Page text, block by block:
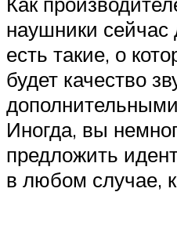
наушники сейчас
есть такие, о
будет качество
Иногда, вы
предложить
в любом случае,